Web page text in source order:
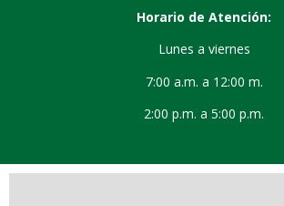
Horario de Atención:
Lunes a viernes
7:00 a.m. a 12:00 m.
2:00 p.m. a 5:00 p.m.